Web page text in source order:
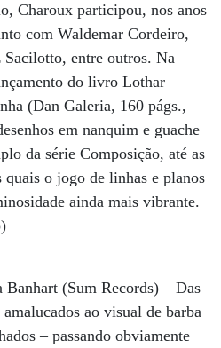
Charoux participou, nos anos
com Waldemar Cordeiro,
entre outros. Na
do livro Lothar
(Dan Galeria, 160 págs.,
em nanquim e guache
da série Composição, até as
quais o jogo de linhas e planos
ainda mais vibrante.
(Sum Records) – Das
amalucados ao visual de barba
– passando obviamente